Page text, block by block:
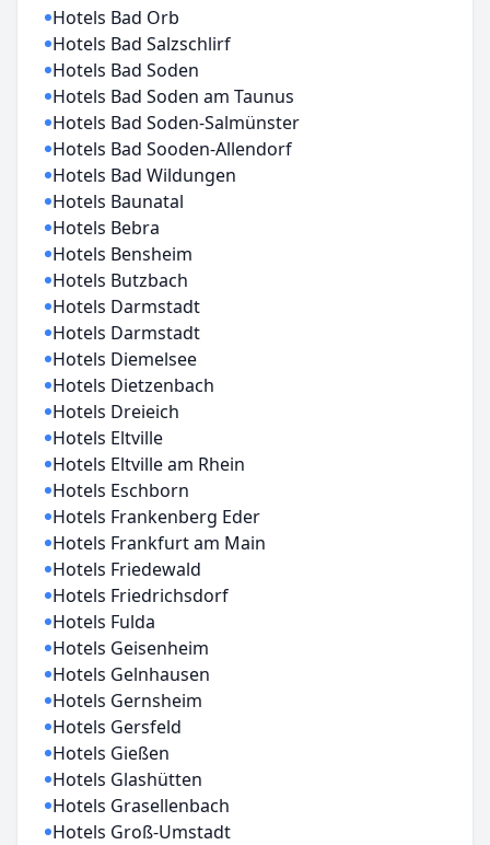
Hotels Bad Orb
Hotels Bad Salzschlirf
Hotels Bad Soden
Hotels Bad Soden am Taunus
Hotels Bad Soden-Salmünster
Hotels Bad Sooden-Allendorf
Hotels Bad Wildungen
Hotels Baunatal
Hotels Bebra
Hotels Bensheim
Hotels Butzbach
Hotels Darmstadt
Hotels Darmstadt
Hotels Diemelsee
Hotels Dietzenbach
Hotels Dreieich
Hotels Eltville
Hotels Eltville am Rhein
Hotels Eschborn
Hotels Frankenberg Eder
Hotels Frankfurt am Main
Hotels Friedewald
Hotels Friedrichsdorf
Hotels Fulda
Hotels Geisenheim
Hotels Gelnhausen
Hotels Gernsheim
Hotels Gersfeld
Hotels Gießen
Hotels Glashütten
Hotels Grasellenbach
Hotels Groß-Umstadt